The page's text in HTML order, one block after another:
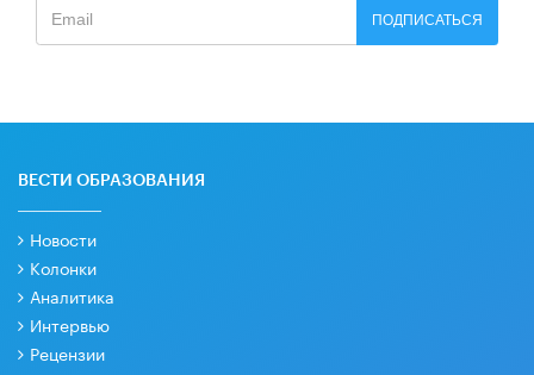
ПОДПИСАТЬСЯ
ВЕСТИ ОБРАЗОВАНИЯ
Новости
Колонки
Аналитика
Интервью
Рецензии